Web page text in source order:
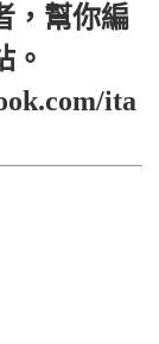
，幫你編
。
ita